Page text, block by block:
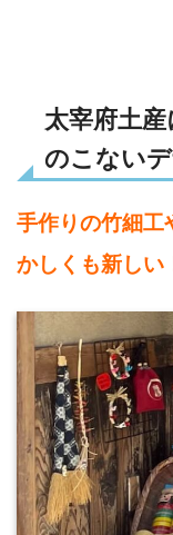
太宰府土
のこないデ
手作りの竹細工
かしくも新しい